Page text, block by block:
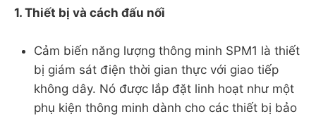
1. Thiết bị và cách đấu nối
Cảm biến năng lượng thông minh SPM1 là thiết
bị giám sát điện thời gian thực với giao tiếp
không dây. Nó được lắp đặt linh hoạt như một
phụ kiện thông minh dành cho các thiết bị bảo